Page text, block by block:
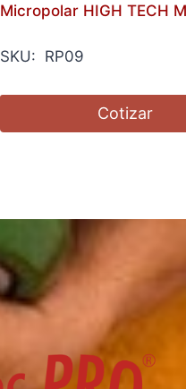
Micropolar HIGH TECH
SKU: RP09
Cotizar